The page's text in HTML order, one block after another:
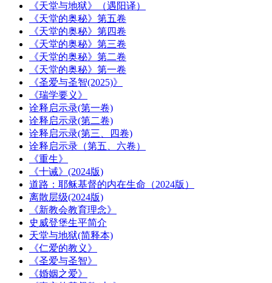
《天堂与地狱》（遇阳译）
《天堂的奥秘》第五卷
《天堂的奥秘》第四卷
《天堂的奥秘》第三卷
《天堂的奥秘》第二卷
《天堂的奥秘》第一卷
《圣爱与圣智(2025)》
《瑞学要义》
诠释启示录(第一卷)
诠释启示录(第二卷)
诠释启示录(第三、四卷)
诠释启示录（第五、六卷）
《重生》
《十诫》(2024版)
道路：耶稣基督的内在生命（2024版）
离散层级(2024版)
《新教会教育理念》
史威登堡生平简介
天堂与地狱(简释本)
《仁爱的教义》
《圣爱与圣智》
《婚姻之爱》